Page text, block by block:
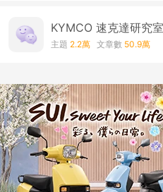
KYMCO 速克達研究室
主題 2.2萬 文章數 50.9萬